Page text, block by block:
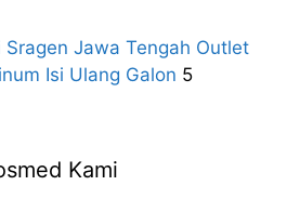
Jawa Tengah Outlet
Isi Ulang Galon 5
Kami